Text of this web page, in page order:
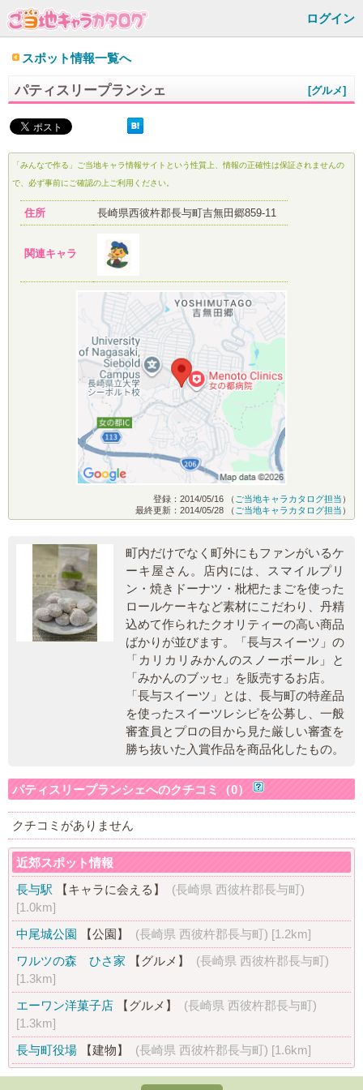
ログイン
スポット情報一覧へ
パティスリープランシェ [グルメ]
「みんなで作る」ご当地キャラ情報サイトという性質上、情報の正確性は保証されませんの
で、必ず事前にご確認の上ご利用ください。
住所 長崎県西彼杵郡長与町吉無田郷859-11
関連キャラ
登録：2014/05/16 （ ご当地キャラカタログ担当 ）
最終更新：2014/05/28 （ ご当地キャラカタログ担当 ）
町内だけでなく町外にもファンがいるケ
ーキ屋さん。店内には、スマイルプリ
ン・焼きドーナツ・枇杷たまごを使った
ロールケーキなど素材にこだわり、丹精
込めて作られたクオリティーの高い商品
ばかりが並びます。「長与スイーツ」の
「カリカリみかんのスノーボール」と
「みかんのブッセ」を販売するお店。
「長与スイーツ」とは、長与町の特産品
を使ったスイーツレシピを公募し、一般
審査員とプロの目から見た厳しい審査を
勝ち抜いた入賞作品を商品化したもの。
パティスリープランシェへのクチコミ（0）
クチコミがありません
近郊スポット情報
長与駅
【キャラに会える】
(長崎県 西彼杵郡長与町)
[1.0km]
中尾城公園
【公園】 (長崎県 西彼杵郡長与町) [1.2km]
ワルツの森 ひさ家
【グルメ】
(長崎県 西彼杵郡長与町)
[1.3km]
エーワン洋菓子店
【グルメ】
(長崎県 西彼杵郡長与町)
[1.3km]
長与町役場
【建物】 (長崎県 西彼杵郡長与町) [1.6km]